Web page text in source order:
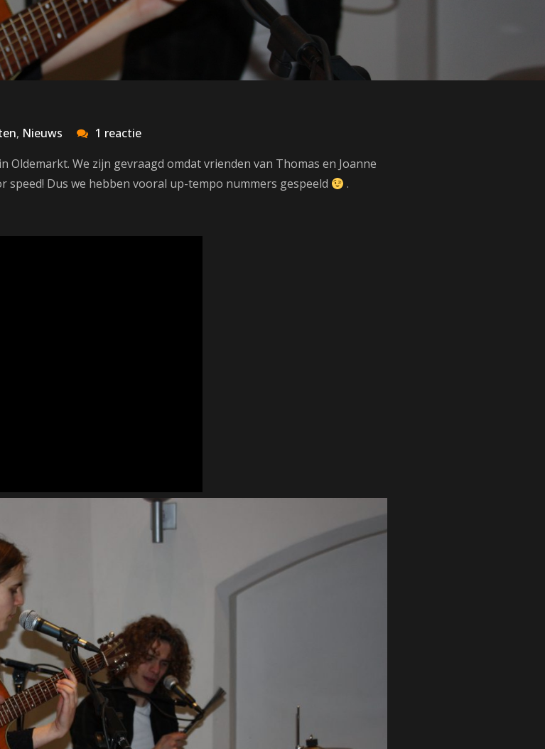
, Nieuws 1 reactieop
Oldemarkt
Oldemarkt. We zijn gevraagd omdat vrienden van Thomas en Joanne
speed! Dus we hebben vooral up-tempo nummers gespeeld
.